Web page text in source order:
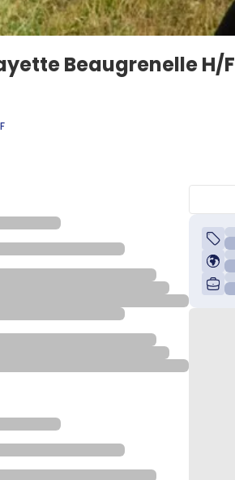
Beaugrenelle H/F